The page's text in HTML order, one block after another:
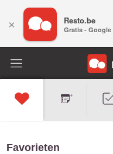
Favorieten
× Resto.be
Gratis - Google